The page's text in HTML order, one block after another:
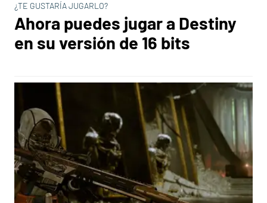
¿TE GUSTARÍA JUGARLO?
Ahora puedes jugar a Destiny
en su versión de 16 bits